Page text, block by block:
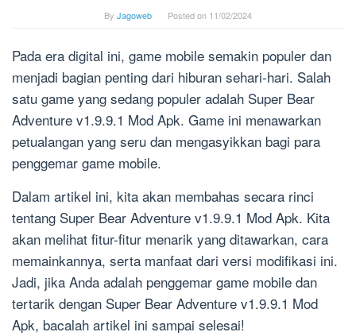
By Jagoweb Posted on 11/02/2024
Pada era digital ini, game mobile semakin populer dan
menjadi bagian penting dari hiburan sehari-hari. Salah
satu game yang sedang populer adalah Super Bear
Adventure v1.9.9.1 Mod Apk. Game ini menawarkan
petualangan yang seru dan mengasyikkan bagi para
penggemar game mobile.
Dalam artikel ini, kita akan membahas secara rinci
tentang Super Bear Adventure v1.9.9.1 Mod Apk. Kita
akan melihat fitur-fitur menarik yang ditawarkan, cara
memainkannya, serta manfaat dari versi modifikasi ini.
Jadi, jika Anda adalah penggemar game mobile dan
tertarik dengan Super Bear Adventure v1.9.9.1 Mod
Apk, bacalah artikel ini sampai selesai!